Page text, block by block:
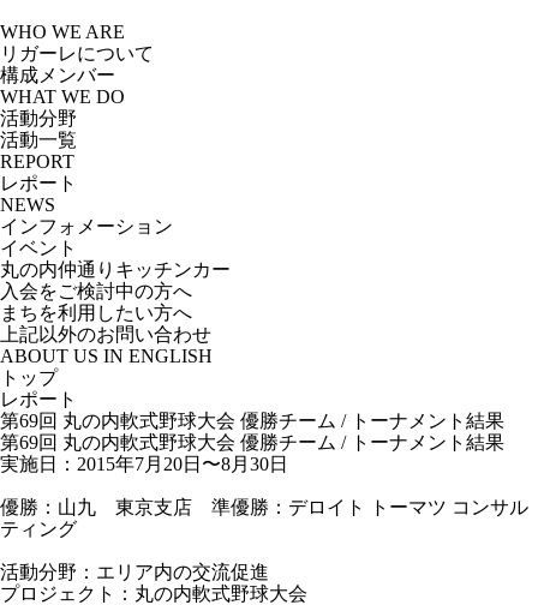
to
the
content
WHO WE ARE
リガーレについて
構成メンバー
WHAT WE DO
活動分野
活動一覧
REPORT
レポート
NEWS
インフォメーション
イベント
丸の内仲通りキッチンカー
入会をご検討中の方へ
まちを利用したい方へ
上記以外のお問い合わせ
ABOUT US IN ENGLISH
トップ
レポート
第69回 丸の内軟式野球大会 優勝チーム / トーナメント結果
第69回 丸の内軟式野球大会 優勝チーム / トーナメント結果
実施日：2015年7月20日〜8月30日
優勝：山九 東京支店 準優勝：デロイト トーマツ コンサル
ティング
活動分野：エリア内の交流促進
プロジェクト： 丸の内軟式野球大会